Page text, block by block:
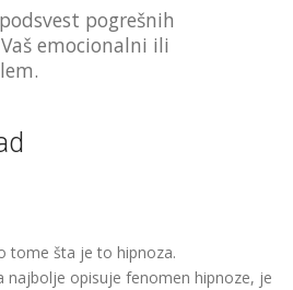
pogrešnih
emocionalni ili
tome šta je to hipnoza.
najbolje opisuje fenomen hipnoze, je